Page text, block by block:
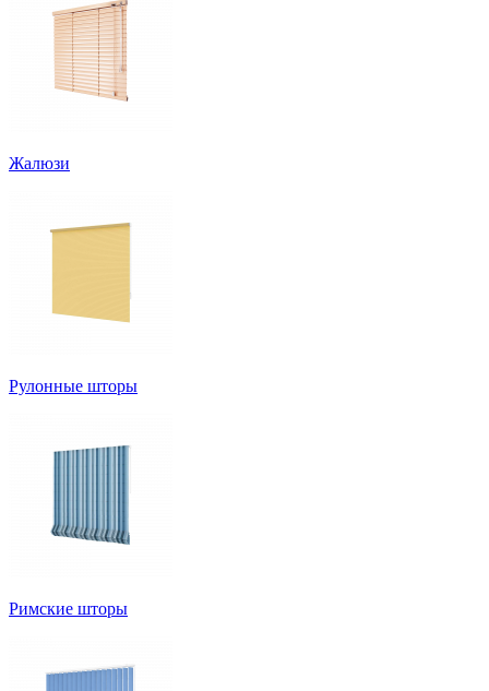
Жалюзи
Рулонные шторы
Римские шторы